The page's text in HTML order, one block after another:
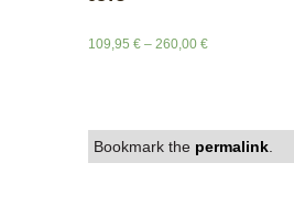
109,95€ –260,00€
Bookmark the permalink